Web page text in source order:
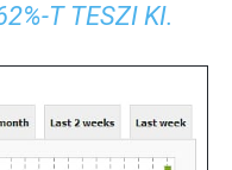
T TESZI KI.